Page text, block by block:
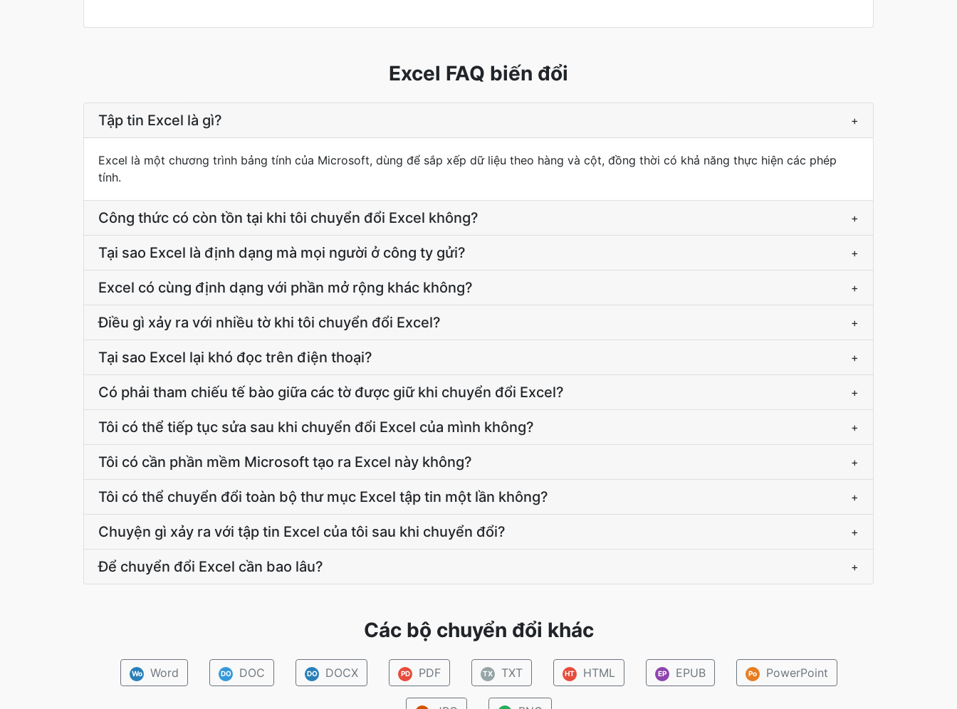
Excel FAQ biến đổi
Tập tin Excel là gì? +
Excel là một chương trình bảng tính của Microsoft, dùng để sắp xếp dữ liệu theo hàng và cột, đồng thời có khả năng thực hiện các phép
tính.
Công thức có còn tồn tại khi tôi chuyển đổi Excel không? +
Tại sao Excel là định dạng mà mọi người ở công ty gửi? +
Excel có cùng định dạng với phần mở rộng khác không? +
Điều gì xảy ra với nhiều tờ khi tôi chuyển đổi Excel? +
Tại sao Excel lại khó đọc trên điện thoại? +
Có phải tham chiếu tế bào giữa các tờ được giữ khi chuyển đổi Excel? +
Tôi có thể tiếp tục sửa sau khi chuyển đổi Excel của mình không? +
Tôi có cần phần mềm Microsoft tạo ra Excel này không? +
Tôi có thể chuyển đổi toàn bộ thư mục Excel tập tin một lần không? +
Chuyện gì xảy ra với tập tin Excel của tôi sau khi chuyển đổi? +
Để chuyển đổi Excel cần bao lâu? +
Các bộ chuyển đổi khác
Wo Word DO DOC DO DOCX PD PDF TX TXT HT HTML EP EPUB Po PowerPoint